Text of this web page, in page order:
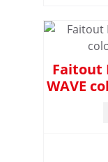
Faitout
WAVE